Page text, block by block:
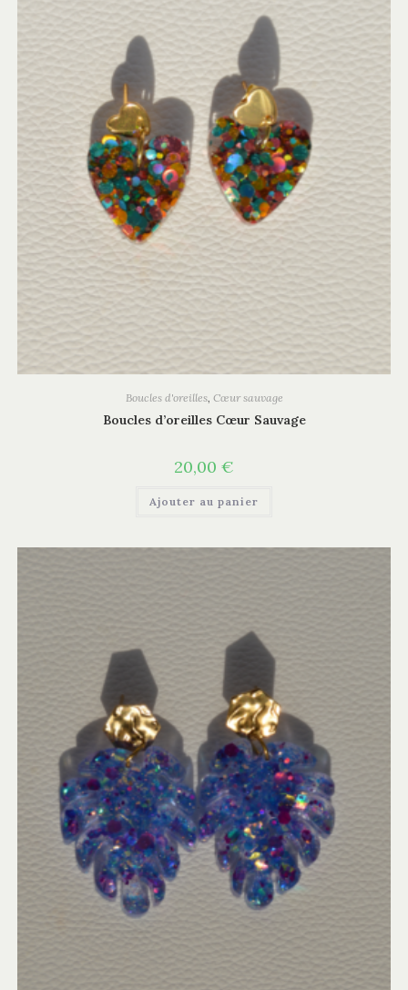
Boucles d'oreilles, Cœur sauvage
Boucles d’oreilles Cœur Sauvage
20,00 €
Ajouter au panier